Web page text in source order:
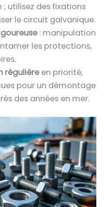
; utilisez des fixations
le circuit galvanique.
: manipulation
les protections,
régulièreen priorité,
pour un démontage
des années en mer.